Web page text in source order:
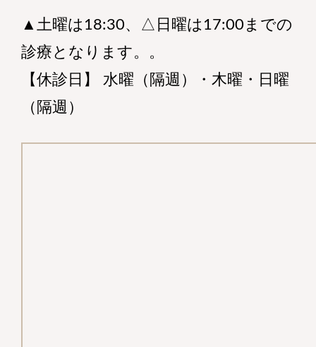
▲土曜は18:30、△日曜は17:00までの
診療となります。。
【休診日】 水曜（隔週）・木曜・日曜
（隔週）